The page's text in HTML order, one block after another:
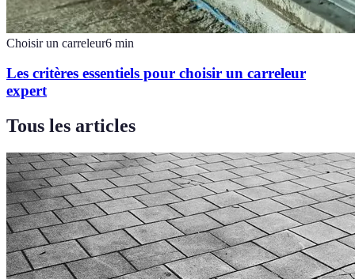
Choisir un carreleur6 min
Les critères essentiels pour choisir un carreleur
expert
Tous les articles